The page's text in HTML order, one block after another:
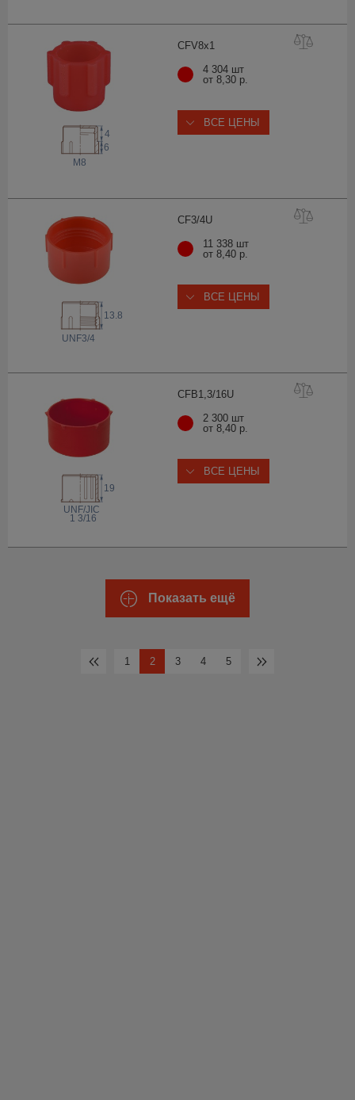
CFV8x1
6
4
M8
4 304 шт
от 8,30 р.
ВСЕ ЦЕНЫ
CF3/4U
UNF3/4
13.8
11 338 шт
от 8,40 р.
ВСЕ ЦЕНЫ
CFB1,3/16U
UNF/JIC
1 3/16
19
2 300 шт
от 8,40 р.
ВСЕ ЦЕНЫ
Показать ещё
1 2 3 4 5